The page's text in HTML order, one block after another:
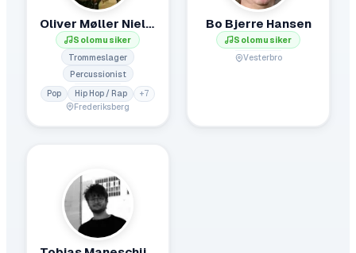
Oliver Møller Nielsen
Solomusiker
Trommeslager
Percussionist
Pop Hip Hop / Rap +7
Frederiksberg
Bo Bjerre Hansen
Solomusiker
Vesterbro